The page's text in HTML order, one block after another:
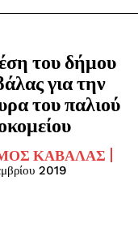
του δήμου
για την
του παλιού
ΚΑΒΆΛΑΣ
2019